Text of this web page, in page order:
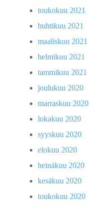
toukokuu 2021
huhtikuu 2021
maaliskuu 2021
helmikuu 2021
tammikuu 2021
joulukuu 2020
marraskuu 2020
lokakuu 2020
syyskuu 2020
elokuu 2020
heinäkuu 2020
kesäkuu 2020
toukokuu 2020